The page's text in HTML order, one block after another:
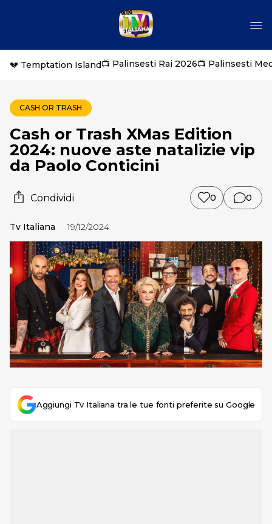
💔 Temptation Island📺 Palinsesti Rai 2026📺 Palinsesti
CASH OR TRASH
Cash or Trash XMas Edition
2024: nuove aste natalizie vip
da Paolo Conticini
Condividi 0 0
Tv Italiana 19/12/2024
Aggiungi Tv Italiana tra le tue fonti preferite su Google